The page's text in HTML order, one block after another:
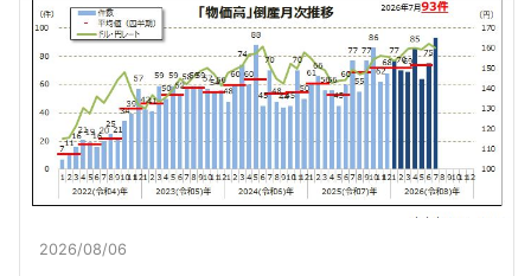
2026/08/06